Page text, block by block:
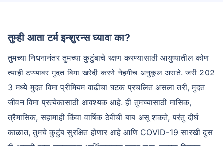
तुम्ही आता टर्म इन्शुरन्स घ्यावा का?
तुमच्या निधनानंतर तुमच्या कुटुंबाचे रक्षण करण्यासाठी आयुष्यातील कोण
त्याही टप्प्यावर मुदत विमा खरेदी करणे नेहमीच अनुकूल असते. जरी 202
3 मध्ये मुदत विमा प्रीमियम वाढीचा घटक प्रचलित असला तरी, मुदत
जीवन विमा प्रत्येकासाठी आवश्यक आहे. ही तुमच्यासाठी मासिक,
त्रैमासिक, सहामाही किंवा वार्षिक ठेवीची बाब असू शकते, परंतु दीर्घ
काळात, तुमचे कुटुंब सुरक्षित होणार आहे आणि COVID-19 सारखी दुस